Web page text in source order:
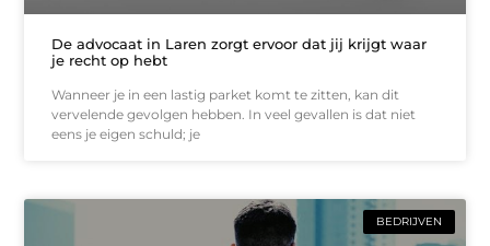
De advocaat in Laren zorgt ervoor dat jij krijgt waar
je recht op hebt
Wanneer je in een lastig parket komt te zitten, kan dit
vervelende gevolgen hebben. In veel gevallen is dat niet
eens je eigen schuld; je
BEDRIJVEN